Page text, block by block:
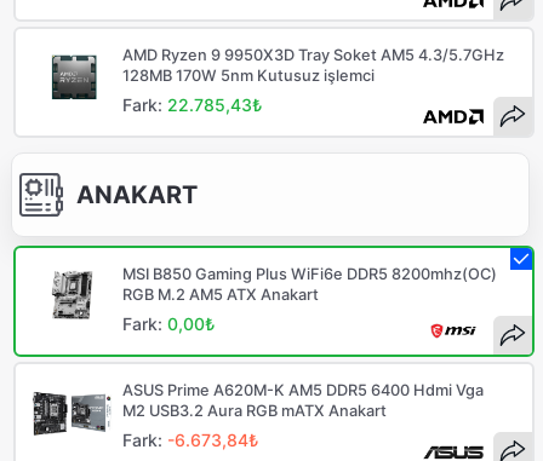
AMD Ryzen 9 9950X3D Tray Soket AM5 4.3/5.7GHz
128MB 170W 5nm Kutusuz işlemci
Fark: 22.785,43₺
ANAKART
MSI B850 Gaming Plus WiFi6e DDR5 8200mhz(OC)
RGB M.2 AM5 ATX Anakart
Fark:0,00₺
ASUS Prime A620M-K AM5 DDR5 6400 Hdmi Vga
M2 USB3.2 Aura RGB mATX Anakart
Fark: -6.673,84₺